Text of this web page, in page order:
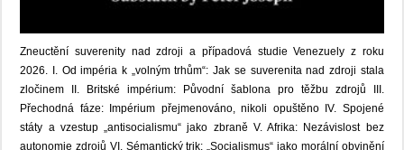
Zneuctění suverenity nad zdroji a případová studie Venezuely z roku
2026. I. Od impéria k „volným trhům“: Jak se suverenita nad zdroji stala
zločinem II. Britské impérium: Původní šablona pro těžbu zdrojů III.
Přechodná fáze: Impérium přejmenováno, nikoli opuštěno IV. Spojené
státy a vzestup „antisocialismu“ jako zbraně V. Afrika: Nezávislost bez
autonomie zdrojů VI. Sémantický trik: „Socialismus“ jako morální obvinění